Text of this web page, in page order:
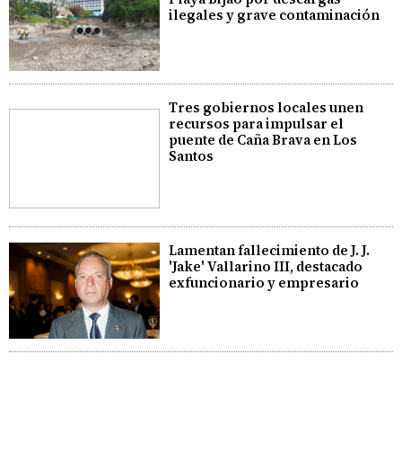
ilegales y grave contaminación
Tres gobiernos locales unen
recursos para impulsar el
puente de Caña Brava en Los
Santos
Lamentan fallecimiento de J. J.
'Jake' Vallarino III, destacado
exfuncionario y empresario